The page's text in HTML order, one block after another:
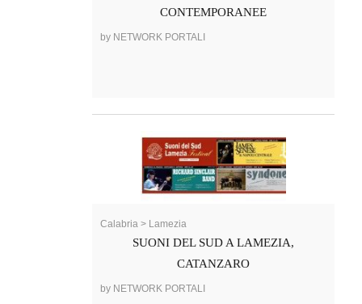
CONTEMPORANEE
by NETWORK PORTALI
Calabria > Lamezia
SUONI DEL SUD A LAMEZIA,
CATANZARO
by NETWORK PORTALI